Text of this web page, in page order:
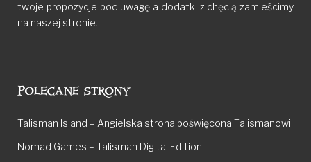
twoje propozycje pod uwagę a dodatki z chęcią zamieścimy
na naszej stronie.
Polecane strony
Talisman Island – Angielska strona poświęcona Talismanowi
Nomad Games – Talisman Digital Edition